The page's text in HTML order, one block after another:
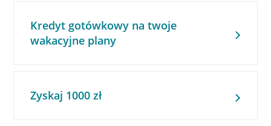
Kredyt gotówkowy na twoje
wakacyjne plany
Zyskaj 1000 zł